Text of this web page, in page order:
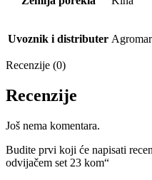
Uvoznik i distributer
Recenzije (0)
Recenzije
Još nema komentara.
Budite prvi koji će napisati
odvijačem set 23 kom“